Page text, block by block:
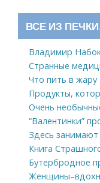
ВСЕ ИЗ
Владимир
Странные
Что пить в жару
Продукты,
Очень
“Валентинки”
Здесь
Книга
Бутербродное